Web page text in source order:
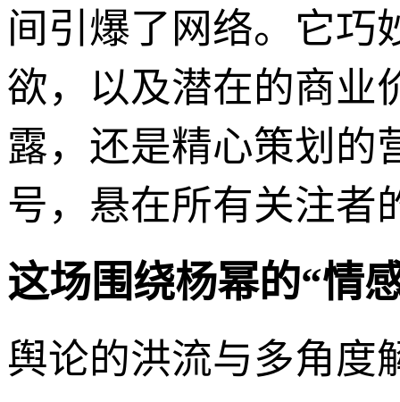
间引爆了网络。它巧
欲，以及潜在的商业
露，还是精心策划的
号，悬在所有关注者
这场围绕杨幂的“情
舆论的洪流与多角度